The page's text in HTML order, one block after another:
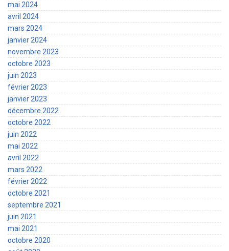
mai 2024
avril 2024
mars 2024
janvier 2024
novembre 2023
octobre 2023
juin 2023
février 2023
janvier 2023
décembre 2022
octobre 2022
juin 2022
mai 2022
avril 2022
mars 2022
février 2022
octobre 2021
septembre 2021
juin 2021
mai 2021
octobre 2020